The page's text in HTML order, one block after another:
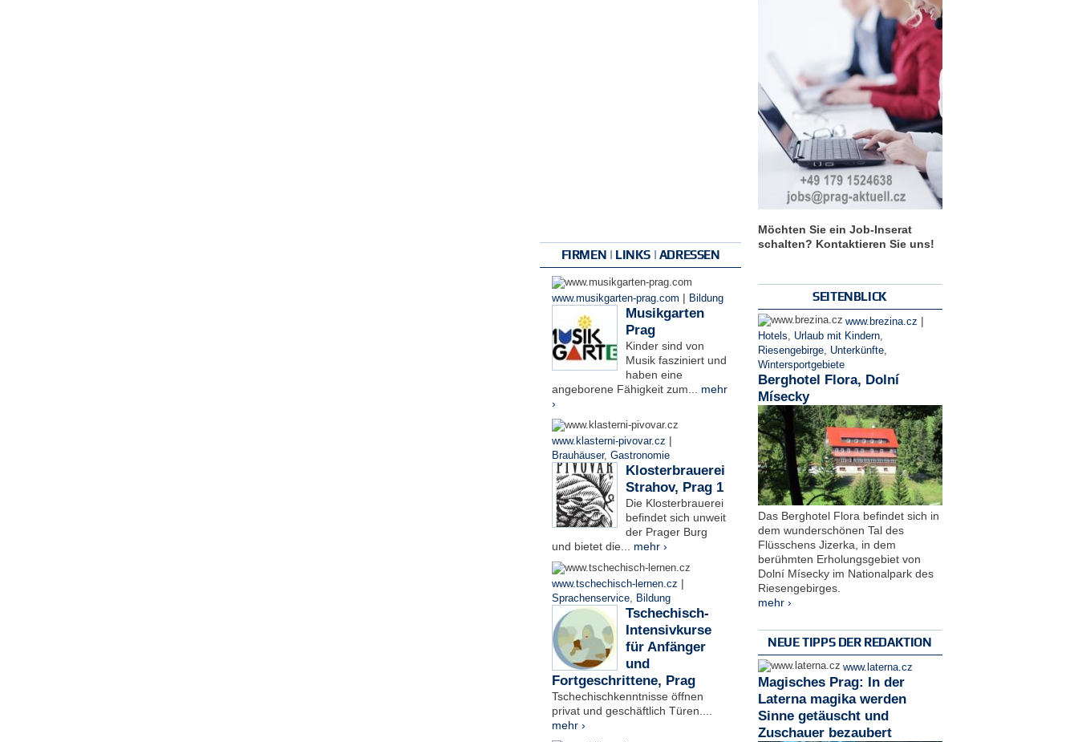
FIRMEN | LINKS | ADRESSEN
www.musikgarten-prag.com | Bildung
Musikgarten
Prag
Kinder sind von
Musik fasziniert und
haben eine
angeborene Fähigkeit zum... mehr
›
www.klasterni-pivovar.cz |
Brauhäuser, Gastronomie
Klosterbrauerei
Strahov, Prag 1
Die Klosterbrauerei
befindet sich unweit
der Prager Burg
und bietet die... mehr ›
www.tschechisch-lernen.cz |
Sprachenservice, Bildung
Tschechisch-
Intensivkurse
für Anfänger
und
Fortgeschrittene, Prag
Tschechischkenntnisse öffnen
privat und geschäftlich Türen....
mehr ›
Möchten Sie ein Job-Inserat
schalten? Kontaktieren Sie uns!
SEITENBLICK
www.brezina.cz |
Hotels Urlaub mit Kindern,
Riesengebirge, Unterkünfte,
Wintersportgebiete
Berghotel Flora, Dolní
Mísecky
Das Berghotel Flora befindet sich in
dem wunderschönen Tal des
Flüsschens Jizerka, in dem
berühmten Erholungsgebiet von
Dolní Mísecky im Nationalpark des
Riesengebirges.
mehr ›
NEUE TIPPS DER REDAKTION
www.laterna.cz
Magisches Prag: In der
Laterna magika werden
Sinne getäuscht und
Zuschauer bezaubert